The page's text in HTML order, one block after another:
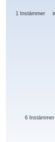
The chart has 1 X
1 Instämmer